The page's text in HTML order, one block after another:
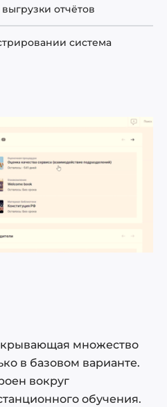
отчётов
система
множество
в базовом варианте.
вокруг
обучения.